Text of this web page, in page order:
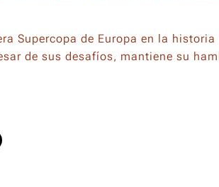
Supercopa de Europa en la
de sus desafíos, mantiene su